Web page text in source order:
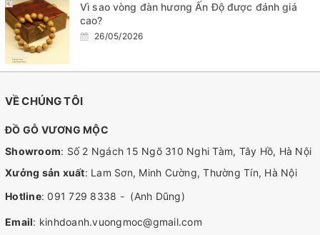
Vì sao vòng đàn hương Ấn Độ được đánh giá
cao?
26/05/2026
VỀ CHÚNG TÔI
ĐỒ GỖ VƯƠNG MỘC
Showroom: Số 2 Ngách 15 Ngõ 310 Nghi Tàm, Tây Hồ, Hà Nội
Xưởng sản xuất: Lam Sơn, Minh Cường, Thường Tín, Hà Nội
Hotline:091 729 8338 - (Anh Dũng)
Email: kinhdoanh.vuongmoc@gmail.com